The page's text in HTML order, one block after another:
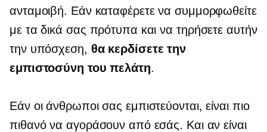
ανταμοιβή. Εάν καταφέρετε να συμμορφωθείτε
με τα δικά σας πρότυπα και να τηρήσετε αυτήν
την υπόσχεση, θα κερδίσετε την
εμπιστοσύνη του πελάτη.
Εάν οι άνθρωποι σας εμπιστεύονται, είναι πιο
πιθανό να αγοράσουν από εσάς. Και αν είναι